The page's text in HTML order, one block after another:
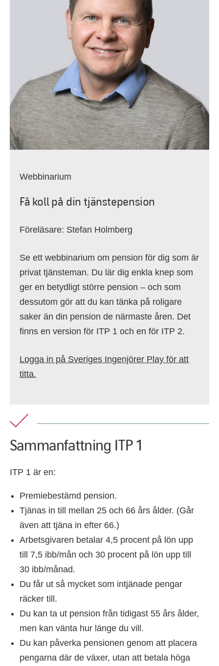
Webbinarium
Få koll på din tjänstepension
Föreläsare: Stefan Holmberg
Se ett webbinarium om pension för dig som är
privat tjänsteman. Du lär dig enkla knep som
ger en betydligt större pension – och som
dessutom gör att du kan tänka på roligare
saker än din pension de närmaste åren. Det
finns en version för ITP 1 och en för ITP 2.
Logga in på Sveriges Ingenjörer Play för att
titta.
Sammanfattning ITP 1
ITP 1 är en:
Premiebestämd pension.
Tjänas in till mellan 25 och 66 års ålder. (Går
även att tjäna in efter 66.)
Arbetsgivaren betalar 4,5 procent på lön upp
till 7,5 ibb/mån och 30 procent på lön upp till
30 ibb/månad.
Du får ut så mycket som intjänade pengar
räcker till.
Du kan ta ut pension från tidigast 55 års ålder,
men kan vänta hur länge du vill.
Du kan påverka pensionen genom att placera
pengarna där de växer, utan att betala höga